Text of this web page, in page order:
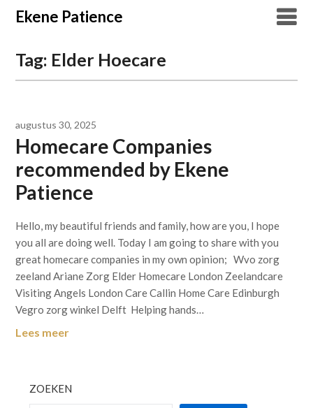
Overslaan
naar
Ekene Patience
Tag: Elder Hoecare
augustus 30, 2025
Homecare Companies
recommended by Ekene
Patience
Hello, my beautiful friends and family, how are you, I hope
you all are doing well. Today I am going to share with you
great homecare companies in my own opinion; Wvo zorg
zeeland Ariane Zorg Elder Homecare London Zeelandcare
Visiting Angels London Care Callin Home Care Edinburgh
Vegro zorg winkel Delft Helping hands…
Lees meer
ZOEKEN